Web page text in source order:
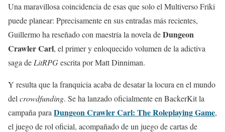
Una maravillosa coincidencia de esas que solo el Multiverso Friki
puede planear: Pprecisamente en sus entradas más recientes,
Guillermo ha reseñado con maestría la novela deDungeon
Crawler Carl, el primer y enloquecido volumen de la adictiva
saga de LitRPGescrita por Matt Dinniman.
Y resulta que la franquicia acaba de desatar la locura en el mundo
del crowdfunding. Se ha lanzado oficialmente en BackerKit la
campaña para Dungeon Crawler Carl: The Roleplaying Game,
el juego de rol oficial, acompañado de un juego de cartas de